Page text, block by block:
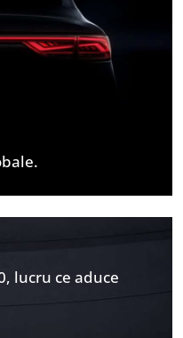
lucru ce aduce